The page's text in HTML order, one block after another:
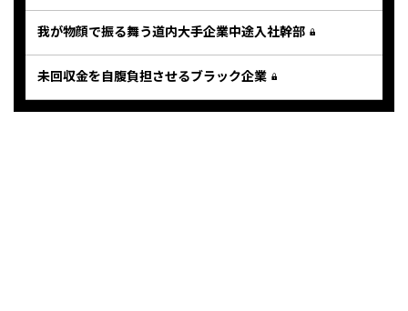
我が物顔で振る舞う道内大手企業中途入社幹部
未回収金を自腹負担させるブラック企業